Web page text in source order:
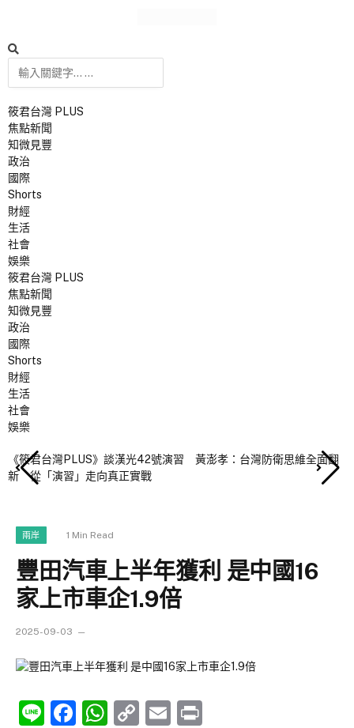
筱君台灣 PLUS
焦點新聞
知微見豐
政治
國際
Shorts
財經
生活
社會
娛樂
筱君台灣 PLUS
焦點新聞
知微見豐
政治
國際
Shorts
財經
生活
社會
娛樂
《筱君台灣PLUS》談漢光42號演習 黃澎孝：台灣防衛思維全面翻
新 從「演習」走向真正實戰
兩岸 1 Min Read
豐田汽車上半年獲利 是中國16
家上市車企1.9倍
2025-09-03
LineFacebook
WhatsApp
CopyEmail